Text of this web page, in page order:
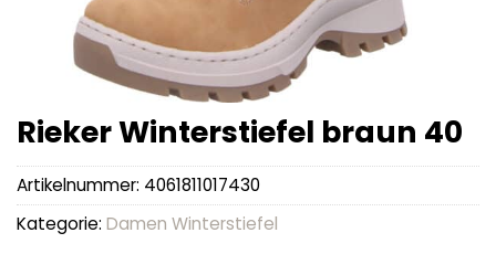
Rieker Winterstiefel braun 40
Artikelnummer: 4061811017430
Kategorie: Damen Winterstiefel